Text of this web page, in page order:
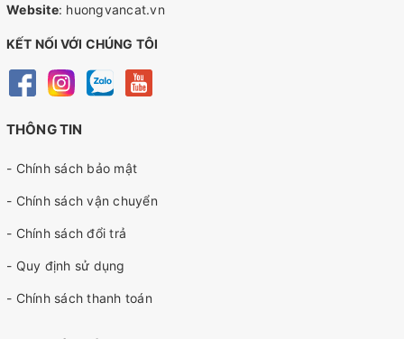
Website: huongvancat.vn
KẾT NỐI VỚI CHÚNG TÔI
THÔNG TIN
- Chính sách bảo mật
- Chính sách vận chuyển
- Chính sách đổi trả
- Quy định sử dụng
- Chính sách thanh toán